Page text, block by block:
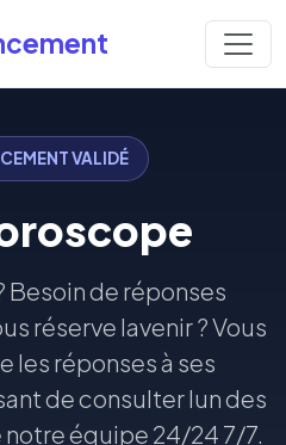
VALIDÉ
Besoin de réponses
réserve lavenir ? Vous
les réponses à ses
de consulter lun des
équipe 24/24 7/7.